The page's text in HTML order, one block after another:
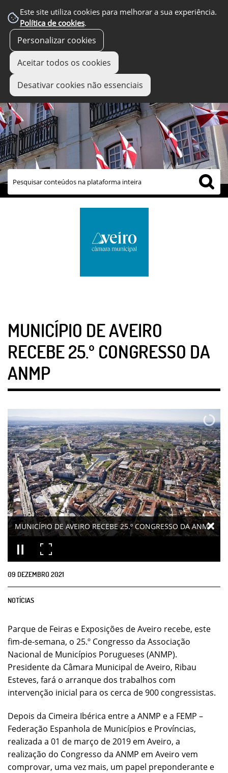
Este site utiliza cookies para melhorar a sua experiência.
Política de cookies.
Personalizar cookies
Aceitar todos os cookies
Desativar cookies não essenciais
links úteis
MUNICÍPIO DE AVEIRO
RECEBE 25.º CONGRESSO DA
ANMP
MUNICÍPIO DE AVEIRO RECEBE 25.º CONGRESSO DA ANMP
09 DEZEMBRO2021
NOTÍCIAS
Parque de Feiras e Exposições de Aveiro recebe, este
fim-de-semana, o 25.º Congresso da Associação
Nacional de Municípios Porugueses (ANMP).
Presidente da Câmara Municipal de Aveiro, Ribau
Esteves, fará o arranque dos trabalhos com
intervenção inicial para os cerca de 900 congressistas.
Depois da Cimeira Ibérica entre a ANMP e a FEMP –
Federação Espanhola de Municípios e Províncias,
realizada a 01 de março de 2019 em Aveiro, a
realização do Congresso da ANMP em Aveiro vem
comprovar, uma vez mais, um papel preponderante e